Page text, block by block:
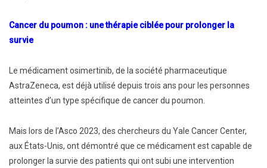
Cancer du poumon : une thérapie ciblée pour prolonger la
survie
Le médicament osimertinib, de la société pharmaceutique
AstraZeneca, est déjà utilisé depuis trois ans pour les personnes
atteintes d’un type spécifique de cancer du poumon.
Mais lors de l’Asco 2023, des chercheurs du Yale Cancer Center,
aux États-Unis, ont démontré que ce médicament est capable de
prolonger la survie des patients qui ont subi une intervention